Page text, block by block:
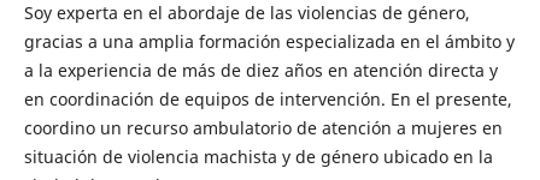
Soy experta en el abordaje de las violencias de género,
gracias a una amplia formación especializada en el ámbito y
a la experiencia de más de diez años en atención directa y
en coordinación de equipos de intervención. En el presente,
coordino un recurso ambulatorio de atención a mujeres en
situación de violencia machista y de género ubicado en la